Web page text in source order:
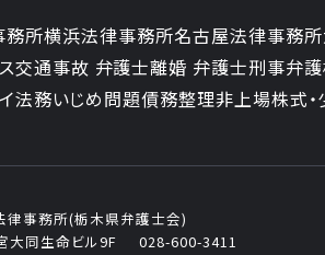
務所横浜法律事務所名古屋法律事務所
交通事故 弁護士離婚 弁護士刑事弁護
法務いじめ問題債務整理非上場株式
律事務所(栃木県弁護士会)
大同生命ビル9F 028-600-3411